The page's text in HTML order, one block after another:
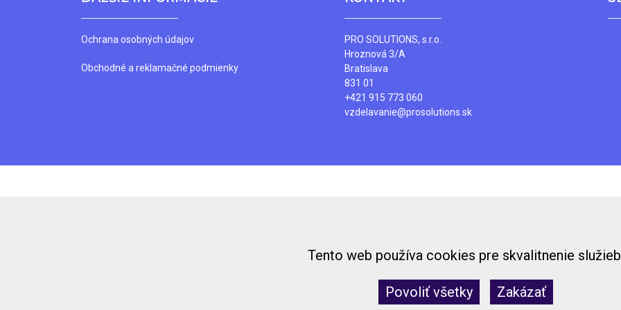
Ochrana osobných údajov
Obchodné a reklamačné podmienky
PRO SOLUTIONS, s.r.o.
Hroznová 3/A
Bratislava
831 01
+421 915 773 060
vzdelavanie@prosolutions.sk
Tento web používa cookies pre skvalitnenie
Povoliť všetky Zakázať